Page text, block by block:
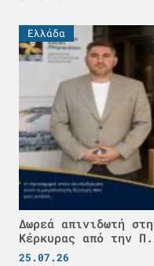
Ελλάδα
Δωρεά απινιδωτή
Κέρκυρας από την
25.07.26